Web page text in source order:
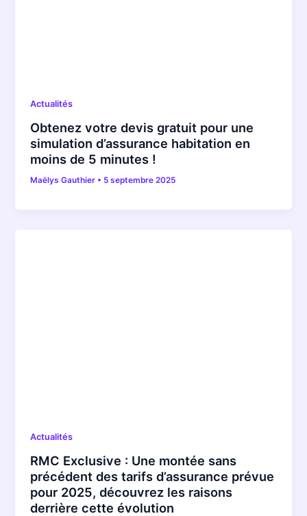
Actualités
Obtenez votre devis gratuit pour une
simulation d’assurance habitation en
moins de 5 minutes !
Maëlys Gauthier • 5 septembre 2025
Actualités
RMC Exclusive : Une montée sans
précédent des tarifs d’assurance prévue
pour 2025, découvrez les raisons
derrière cette évolution